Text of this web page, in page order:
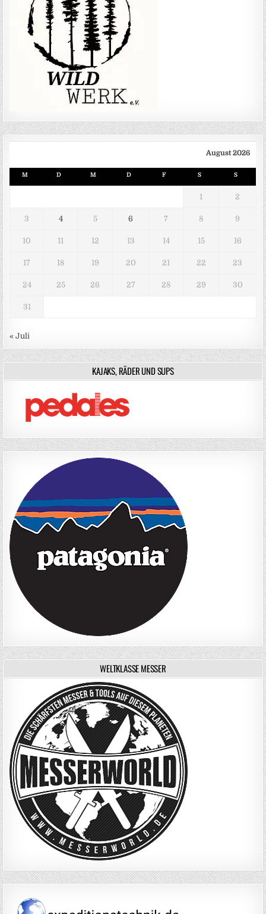
August 2026
M D M D F S S
1 2
3 4 5 6 7 8 9
10 11 12 13 14 15 16
17 18 19 20 21 22 23
24 25 26 27 28 29 30
31
« Juli
KAJAKS, RÄDER UND SUPS
WELTKLASSE MESSER